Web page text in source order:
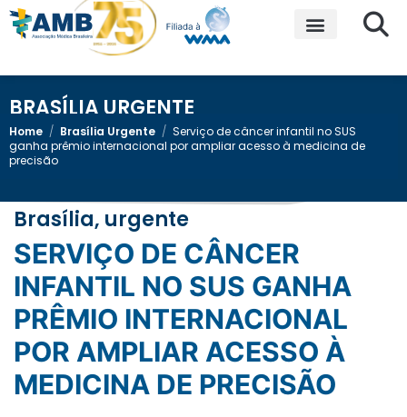
BRASÍLIA URGENTE
Home / Brasília Urgente / Serviço de câncer infantil no SUS
ganha prêmio internacional por ampliar acesso à medicina de
precisão
Brasília, urgente
SERVIÇO DE CÂNCER
INFANTIL NO SUS GANHA
PRÊMIO INTERNACIONAL
POR AMPLIAR ACESSO À
MEDICINA DE PRECISÃO